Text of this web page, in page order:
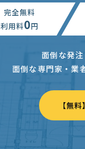
完全無料
利用料0円
面倒な発
面倒な専門家・業
【無